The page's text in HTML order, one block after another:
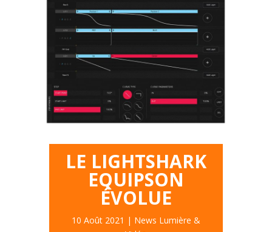
LE LIGHTSHARK
EQUIPSON
ÉVOLUE
10 Août 2021 | News Lumière &